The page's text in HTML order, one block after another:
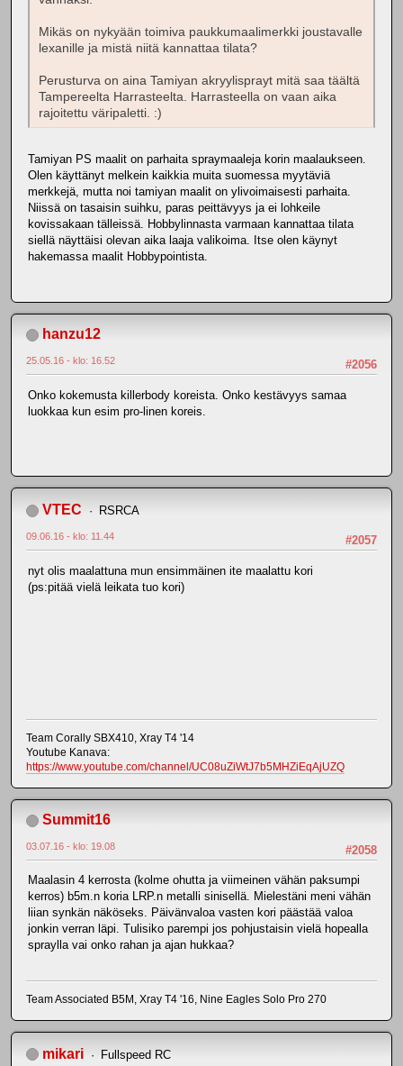
Mikäs on nykyään toimiva paukkumaalimerkki joustavalle
lexanille ja mistä niitä kannattaa tilata?
Perusturva on aina Tamiyan akryylisprayt mitä saa täältä
Tampereelta Harrasteelta. Harrasteella on vaan aika
rajoitettu väripaletti. :)
Tamiyan PS maalit on parhaita spraymaaleja korin maalaukseen.
Olen käyttänyt melkein kaikkia muita suomessa myytäviä
merkkejä, mutta noi tamiyan maalit on ylivoimaisesti parhaita.
Niissä on tasaisin suihku, paras peittävyys ja ei lohkeile
kovissakaan tälleissä. Hobbylinnasta varmaan kannattaa tilata
siellä näyttäisi olevan aika laaja valikoima. Itse olen käynyt
hakemassa maalit Hobbypointista.
hanzu12
#2056
25.05.16 - klo: 16.52
Onko kokemusta killerbody koreista. Onko kestävyys samaa
luokkaa kun esim pro-linen koreis.
VTEC RSRCA
#2057
09.06.16 - klo: 11.44
nyt olis maalattuna mun ensimmäinen ite maalattu kori
(ps:pitää vielä leikata tuo kori)
Team Corally SBX410, Xray T4 '14
Youtube Kanava:
https://www.youtube.com/channel/UC08uZiWtJ7b5MHZiEqAjUZQ
Summit16
#2058
03.07.16 - klo: 19.08
Maalasin 4 kerrosta (kolme ohutta ja viimeinen vähän paksumpi
kerros) b5m.n koria LRP.n metalli sinisellä. Mielestäni meni vähän
liian synkän näköseks. Päivänvaloa vasten kori päästää valoa
jonkin verran läpi. Tulisiko parempi jos pohjustaisin vielä hopealla
spraylla vai onko rahan ja ajan hukkaa?
Team Associated B5M, Xray T4 '16, Nine Eagles Solo Pro 270
mikari Fullspeed RC